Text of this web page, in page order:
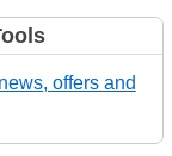
offers and